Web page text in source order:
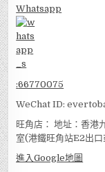
Whatsapp
:66770075
WeChat ID:
旺角店： 地址：香港
室(港鐵旺角站E2出
進入Google地圖